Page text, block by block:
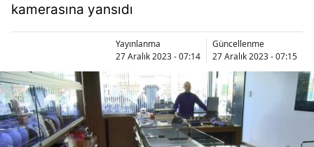
kamerasına yansıdı
Yayınlanma
27 Aralık 2023 - 07:14
Güncellenme
27 Aralık 2023 - 07:15